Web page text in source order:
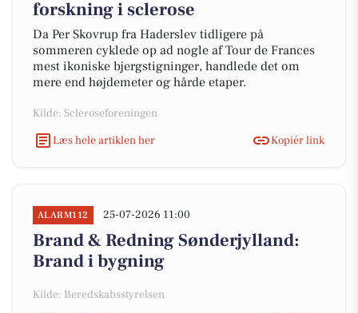
forskning i sclerose
Da Per Skovrup fra Haderslev tidligere på
sommeren cyklede op ad nogle af Tour de Frances
mest ikoniske bjergstigninger, handlede det om
mere end højdemeter og hårde etaper.
Kilde: Scleroseforeningen
Læs hele artiklen her
Kopiér link
ALARM112 25-07-2026 11:00
Brand & Redning Sønderjylland:
Brand i bygning
Kilde: Beredskabsstyrelsen